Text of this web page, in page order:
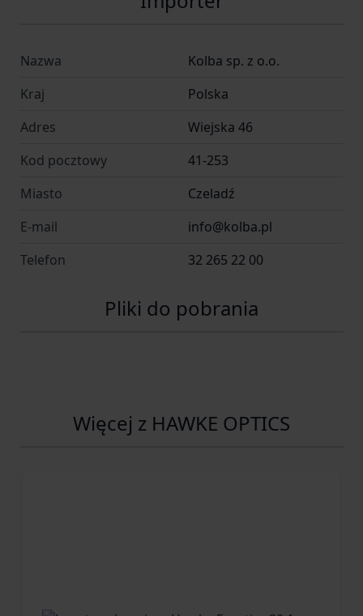
Nazwa
Kolba sp. z o.o.
Kraj
Polska
Adres
Wiejska 46
Kod pocztowy
41-253
Miasto
Czeladź
E-mail
info@kolba.pl
Telefon
32 265 22 00
Pliki do pobrania
Więcej z HAWKE OPTICS